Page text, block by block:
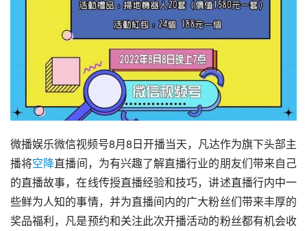
微播娱乐微信视频号8月8日开播当天，凡达作为旗下头部主
播将空降直播间，为有兴趣了解直播行业的朋友们带来自己
的直播故事，在线传授直播经验和技巧，讲述直播行内中一
些鲜为人知的事情，并为直播间内的广大粉丝们带来丰厚的
奖品福利，凡是预约和关注此次开播活动的粉丝都有机会收